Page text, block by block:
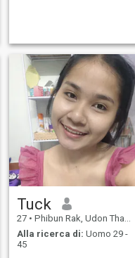
Tuck
27 • Phibun Rak, Udon Thani, Thailandia
Alla ricerca di: Uomo 29 -
45